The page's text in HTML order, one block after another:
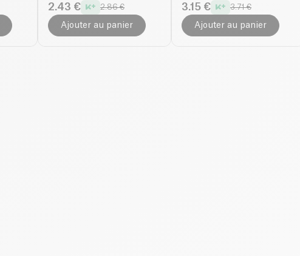
2.43 € 2.86 €
Ajouter au panier
3.15 € 3.71 €
Ajouter au panier